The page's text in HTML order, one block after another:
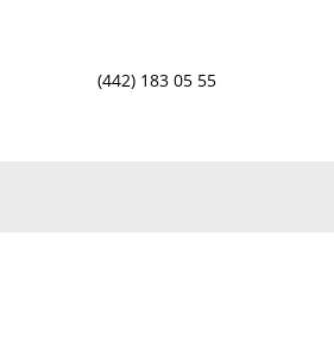
(442) 183 05 55